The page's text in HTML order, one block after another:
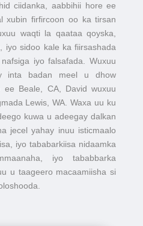
ciidanka, aabbihii hore ee
xubin firfircoon oo ka tirsan
waqti la qaataa qoyska,
iyo sidoo kale ka fiirsashada
iyo falsafada. Wuxuu
inta badan meel u dhow
ee Beale, CA, David wuxuu
Lewis, WA. Waxa uu ku
kuwa u adeegay dalkan
jecel yahay inuu isticmaalo
iyo tababarkiisa nidaamka
iyo tababbarka
u taageero macaamiisha si